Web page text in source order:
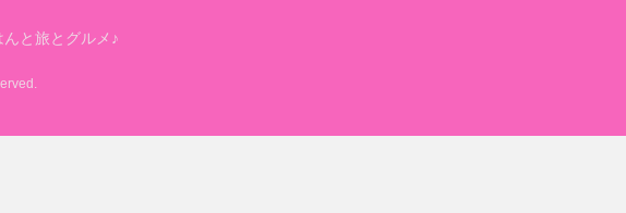
と旅とグルメ♪